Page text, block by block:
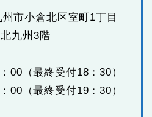
州市小倉北区室町1丁目
九州3階
（最終受付18：30）
（最終受付19：30）